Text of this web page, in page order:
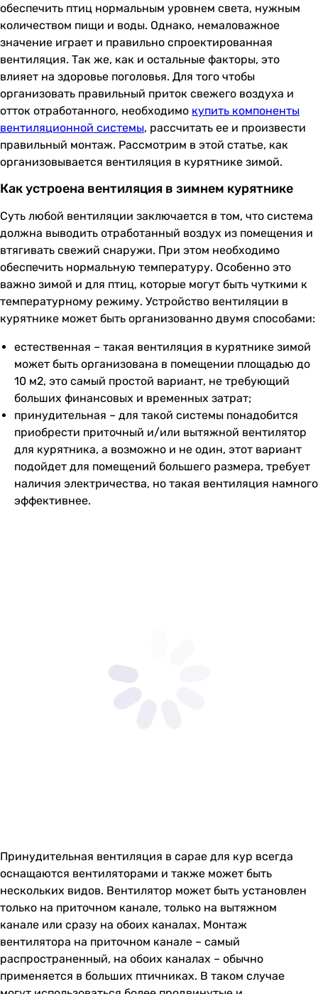
обеспечить птиц нормальным уровнем света, нужным
количеством пищи и воды. Однако, немаловажное
значение играет и правильно спроектированная
вентиляция. Так же, как и остальные факторы, это
влияет на здоровье поголовья. Для того чтобы
организовать правильный приток свежего воздуха и
отток отработанного, необходимо купить компоненты
вентиляционной системы, рассчитать ее и произвести
правильный монтаж. Рассмотрим в этой статье, как
организовывается вентиляция в курятнике зимой.
Как устроена вентиляция в зимнем курятнике
Суть любой вентиляции заключается в том, что система
должна выводить отработанный воздух из помещения и
втягивать свежий снаружи. При этом необходимо
обеспечить нормальную температуру. Особенно это
важно зимой и для птиц, которые могут быть чуткими к
температурному режиму. Устройство вентиляции в
курятнике может быть организованно двумя способами:
естественная – такая вентиляция в курятнике зимой
может быть организована в помещении площадью до
10 м2, это самый простой вариант, не требующий
больших финансовых и временных затрат;
принудительная – для такой системы понадобится
приобрести приточный и/или вытяжной вентилятор
для курятника, а возможно и не один, этот вариант
подойдет для помещений большего размера, требует
наличия электричества, но такая вентиляция намного
эффективнее.
Принудительная вентиляция в сарае для кур всегда
оснащаются вентиляторами и также может быть
нескольких видов. Вентилятор может быть установлен
только на приточном канале, только на вытяжном
канале или сразу на обоих каналах. Монтаж
вентилятора на приточном канале – самый
распространенный, на обоих каналах – обычно
применяется в больших птичниках. В таком случае